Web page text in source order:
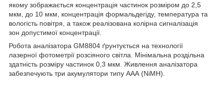
якому зображається концентрація частинок розміром до 2,5
мкм, до 10 мкм, концентрація формальдегіду, температура та
вологість повітря, а також реалізована колірна сигналізація
зон допустимої концентрації.
Робота аналізатора GM8804 ґрунтується на технології
лазерної фотометрії розсіяного світла. Мінімальна роздільна
здатність розміру частинок 0,3 мкм. Живлення аналізатора
забезпечують три акумулятори типу ААА (NiMH).